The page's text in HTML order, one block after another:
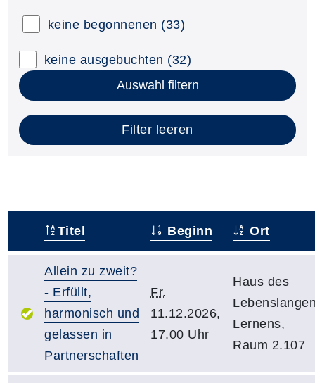
keine begonnenen (33)
keine ausgebuchten (32)
Auswahl filtern
Filter leeren
Titel Beginn Ort
Allein zu zweit?
- Erfüllt,
harmonisch und
gelassen in
Partnerschaften
Fr.
11.12.2026,
17.00 Uhr
Haus des
Lernens,
Raum 2.107